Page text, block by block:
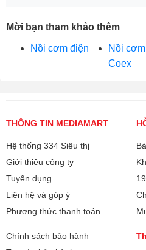
Mời bạn tham khảo thêm
Nồi cơm điện
Nồi
Coex
THÔNG TIN MEDIAMART
Hệ thống 334 Siêu thị
Giới thiệu công ty
Tuyển dụng
Liên hệ và góp ý
Phương thức thanh toán
Chính sách bảo hành